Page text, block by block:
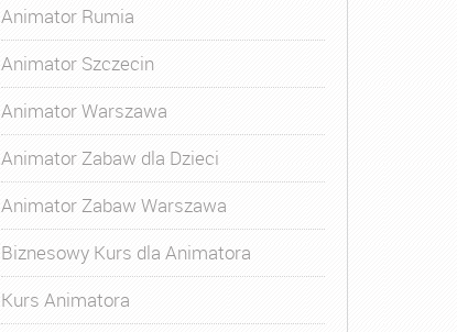
Animator Rumia
Animator Szczecin
Animator Warszawa
Animator Zabaw dla Dzieci
Animator Zabaw Warszawa
Biznesowy Kurs dla Animatora
Kurs Animatora